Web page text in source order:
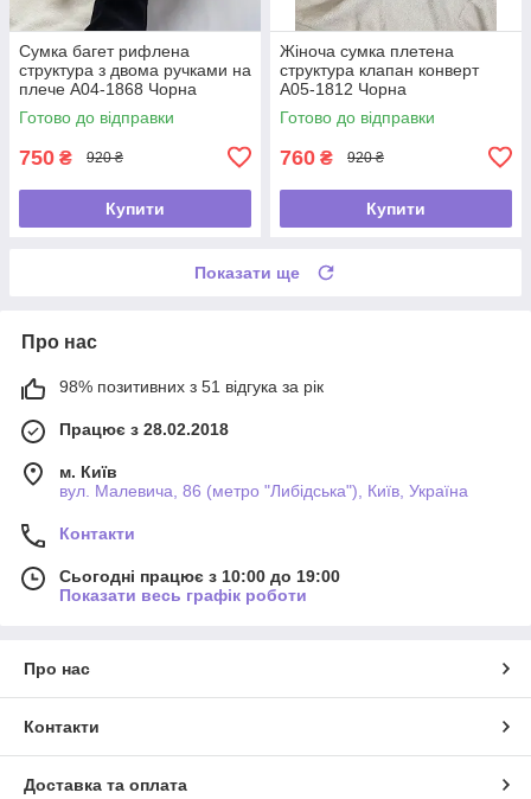
Сумка багет рифлена
структура з двома ручками на
плече А04-1868 Чорна
Готово до відправки
750 ₴ 920 ₴
Купити
Жіноча сумка плетена
структура клапан конверт
А05-1812 Чорна
Готово до відправки
760 ₴ 920 ₴
Купити
Показати ще
Про нас
98% позитивних з 51 відгука за рік
Працює з 28.02.2018
м. Київ
вул. Малевича, 86 (метро "Либідська"), Київ, Україна
Контакти
Сьогодні працює з 10:00 до 19:00
Показати весь графік роботи
Про нас
Контакти
Доставка та оплата